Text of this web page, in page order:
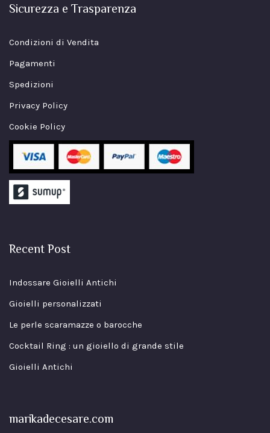
Sicurezza e Trasparenza
Condizioni di Vendita
Pagamenti
Spedizioni
Privacy Policy
Cookie Policy
Recent Post
Indossare Gioielli Antichi
Gioielli personalizzati
Le perle scaramazze o barocche
Cocktail Ring : un gioiello di grande stile
Gioielli Antichi
marikadecesare.com